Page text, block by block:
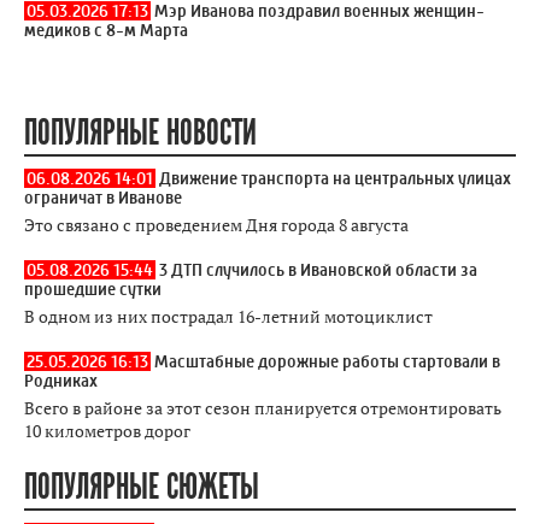
05.03.2026 17:13 Мэр Иванова поздравил военных женщин-
медиков с 8-м Марта
ПОПУЛЯРНЫЕ НОВОСТИ
06.08.2026 14:01 Движение транспорта на центральных улицах
ограничат в Иванове
Это связано с проведением Дня города 8 августа
05.08.2026 15:44 3 ДТП случилось в Ивановской области за
прошедшие сутки
В одном из них пострадал 16-летний мотоциклист
25.05.2026 16:13 Масштабные дорожные работы стартовали в
Родниках
Всего в районе за этот сезон планируется отремонтировать
10 километров дорог
ПОПУЛЯРНЫЕ СЮЖЕТЫ